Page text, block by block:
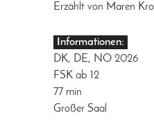
Erzählt von Maren
Informationen:
DK, DE, NO 2026
FSK ab 12
77 min
Großer Saal